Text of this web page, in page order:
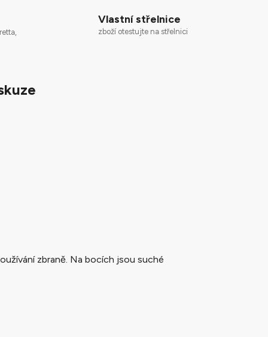
Vlastní střelnice
zboží otestujte na střelnici
zbraně. Na bocích jsou suché